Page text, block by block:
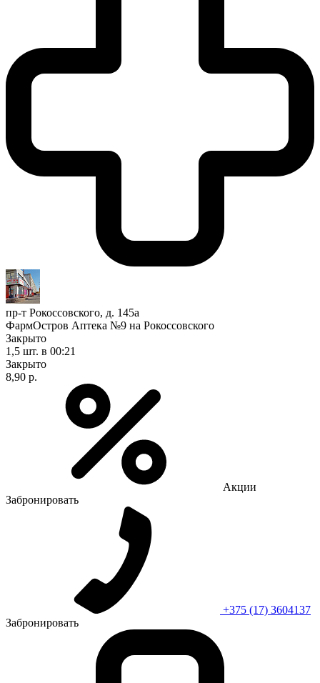
пр-т Рокоссовского, д. 145а
ФармОстров Аптека №9 на Рокоссовского
Закрыто
1,5 шт. в 00:21
Закрыто
8,90 р.
Акции
Забронировать
+375 (17) 3604137
Забронировать